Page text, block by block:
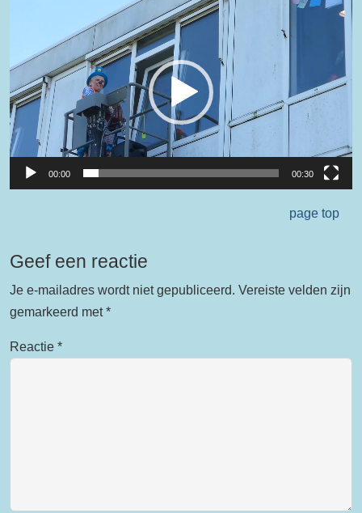
00:00 00:30
page top
Geef een reactie
Je e-mailadres wordt niet gepubliceerd. Vereiste velden zijn
gemarkeerd met*
Reactie *